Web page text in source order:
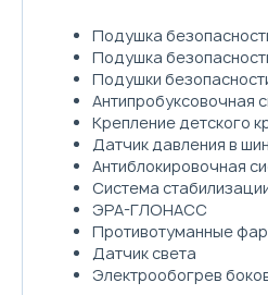
Подушка
Подушка
Подушки
Антипробуксовочная
Крепление детского
Датчик давления в
Антиблокировочная
Система
ЭРА-ГЛОНАСС
Противотуманные
Датчик света
Электрообогрев